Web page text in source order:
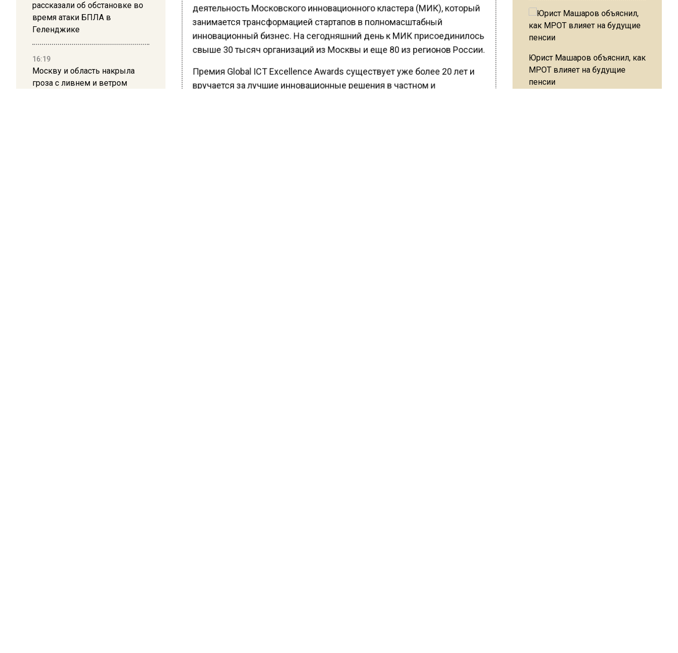
рассказали об обстановке во
время атаки БПЛА в
Геленджике
16:19
Москву и область накрыла
гроза с ливнем и ветром
деятельность Московского инновационного кластера (МИК), который
занимается трансформацией стартапов в полномасштабный
инновационный бизнес. На сегодняшний день к МИК присоединилось
свыше 30 тысяч организаций из Москвы и еще 80 из регионов России.
Премия Global ICT Excellence Awards существует уже более 20 лет и
вручается за лучшие инновационные решения в частном и
Юрист Машаров объяснил, как
МРОТ влияет на будущие
пенсии